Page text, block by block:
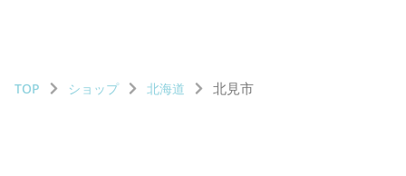
TOP ショップ 北海道 北見市